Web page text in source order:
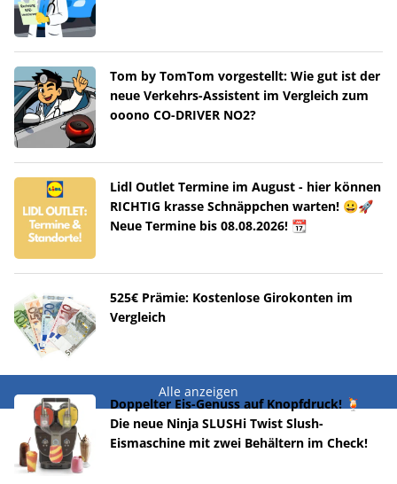
Tom by TomTom vorgestellt: Wie gut ist der
neue Verkehrs-Assistent im Vergleich zum
ooono CO-DRIVER NO2?
Lidl Outlet Termine im August - hier können
RICHTIG krasse Schnäppchen warten! 😀🚀
Neue Termine bis 08.08.2026! 📆
525€ Prämie: Kostenlose Girokonten im
Vergleich
Alle anzeigen
Doppelter Eis-Genuss auf Knopfdruck! 🍹
Die neue Ninja SLUSHi Twist Slush-
Eismaschine mit zwei Behältern im Check!